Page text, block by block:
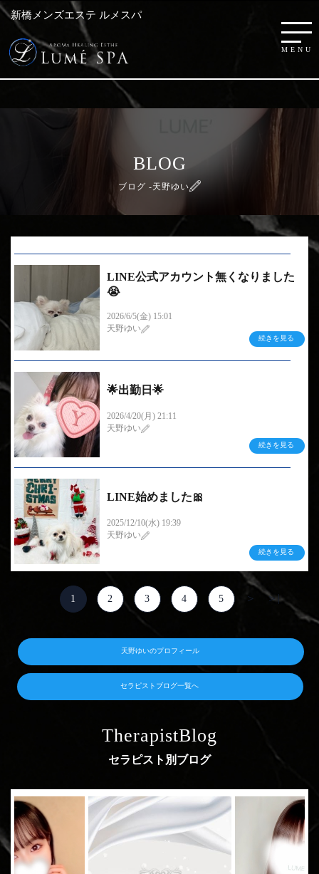
新橋メンズエステ ルメスパ
BLOG
ブログ -天野ゆい
LINE公式アカウント無くなりました
😭
2026/6/5(金) 15:01
天野ゆい
続きを見る
🌟出勤日🌟
2026/4/20(月) 21:11
天野ゆい
続きを見る
LINE始めました🎀
2025/12/10(水) 19:39
天野ゆい
続きを見る
1 2 3 4 5 ＞ ＞|
天野ゆいのプロフィール
セラピストブログ一覧へ
TherapistBlog
セラピスト別ブログ